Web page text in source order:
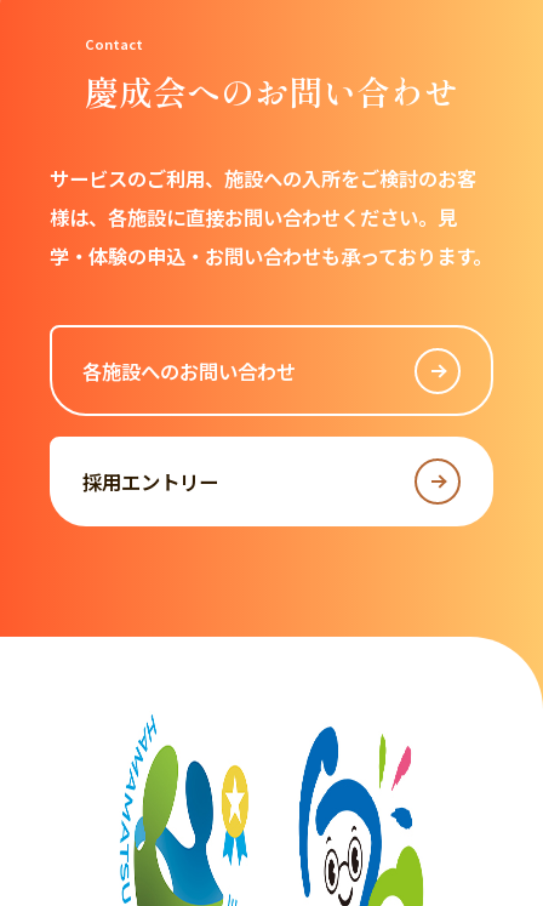
慶成会へのお問い合わせ
サービスのご利用、施設への入所をご検討のお客
様は、 各施設に直接お問い合わせください。 見
学・体験の申込・お問い合わせも承っております。
各施設へのお問い合わせ
採用エントリー